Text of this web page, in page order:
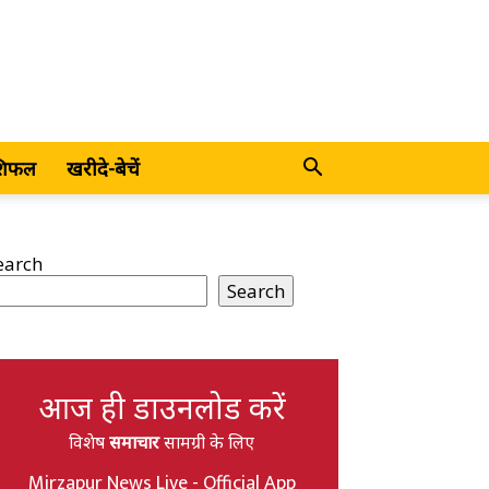
खरीदे-बेचें
Search
आज ही डाउनलोड करें
विशेषसमाचारसामग्री के लिए